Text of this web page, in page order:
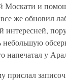
Москати и
же обновил
интересней,
напечатал у
прислал